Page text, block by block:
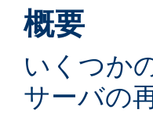
概要
いくつか
サーバの